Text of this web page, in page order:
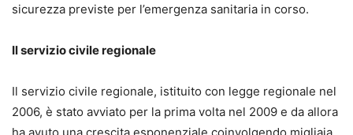
sicurezza previste per l’emergenza sanitaria in corso.
Il servizio civile regionale
Il servizio civile regionale, istituito con legge regionale nel
2006, è stato avviato per la prima volta nel 2009 e da allora
ha avuto una crescita esponenziale coinvolgendo migliaia